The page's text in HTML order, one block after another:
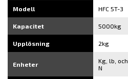
Modell HFC 5T-3
Kapacitet 5000kg
Upplösning 2kg
Enheter
Kg, lb, och
N